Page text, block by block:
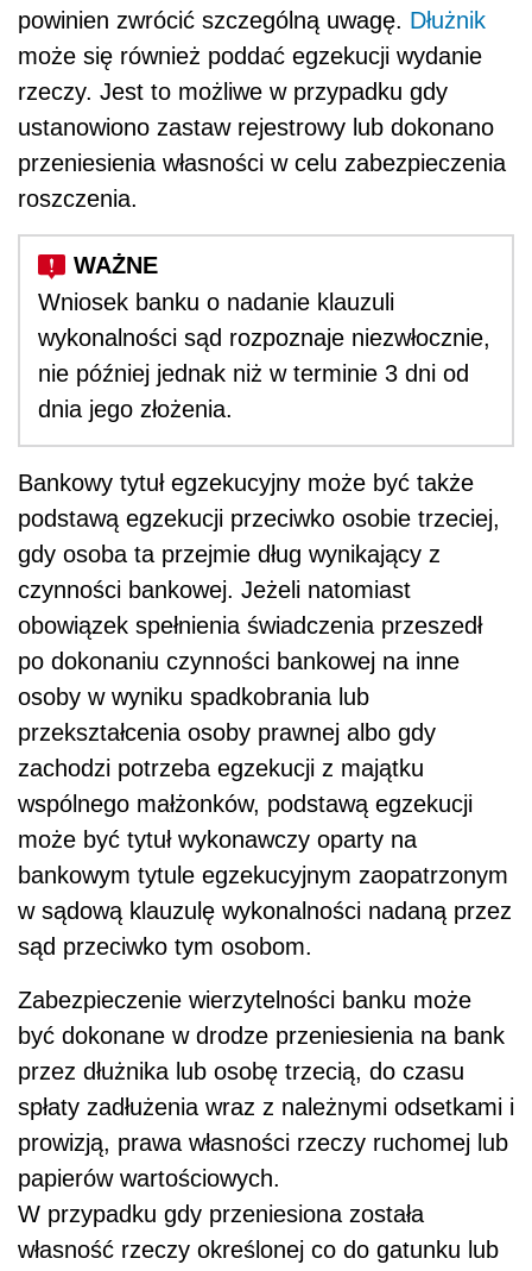
powinien zwrócić szczególną uwagę. Dłużnik
może się również poddać egzekucji wydanie
rzeczy. Jest to możliwe w przypadku gdy
ustanowiono zastaw rejestrowy lub dokonano
przeniesienia własności w celu zabezpieczenia
roszczenia.
Wniosek banku o nadanie klauzuli
wykonalności sąd rozpoznaje niezwłocznie,
nie później jednak niż w terminie 3 dni od
dnia jego złożenia.
Bankowy tytuł egzekucyjny może być także
podstawą egzekucji przeciwko osobie trzeciej,
gdy osoba ta przejmie dług wynikający z
czynności bankowej. Jeżeli natomiast
obowiązek spełnienia świadczenia przeszedł
po dokonaniu czynności bankowej na inne
osoby w wyniku spadkobrania lub
przekształcenia osoby prawnej albo gdy
zachodzi potrzeba egzekucji z majątku
wspólnego małżonków, podstawą egzekucji
może być tytuł wykonawczy oparty na
bankowym tytule egzekucyjnym zaopatrzonym
w sądową klauzulę wykonalności nadaną przez
sąd przeciwko tym osobom.
Zabezpieczenie wierzytelności banku może
być dokonane w drodze przeniesienia na bank
przez dłużnika lub osobę trzecią, do czasu
spłaty zadłużenia wraz z należnymi odsetkami i
prowizją, prawa własności rzeczy ruchomej lub
papierów wartościowych.
W przypadku gdy przeniesiona została
własność rzeczy określonej co do gatunku lub